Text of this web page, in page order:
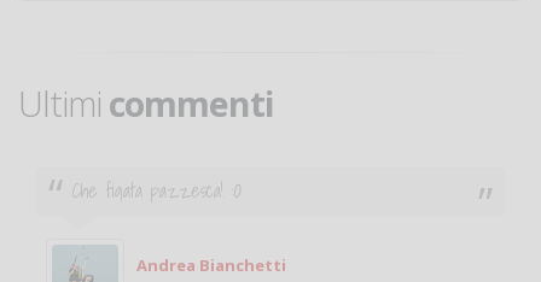
Ultimi commenti
Ciao. Sono a Treviglio da poco e vorrei tornare a
giocare. Se sei in zona e puoi giocare fammi sapere.
Michele